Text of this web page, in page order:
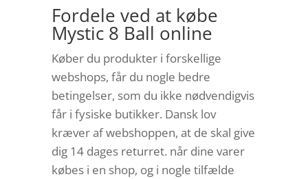
Fordele ved at købe
Mystic 8 Ball online
Køber du produkter i forskellige
webshops, får du nogle bedre
betingelser, som du ikke nødvendigvis
får i fysiske butikker. Dansk lov
kræver af webshoppen, at de skal give
dig 14 dages returret. når dine varer
købes i en shop, og i nogle tilfælde